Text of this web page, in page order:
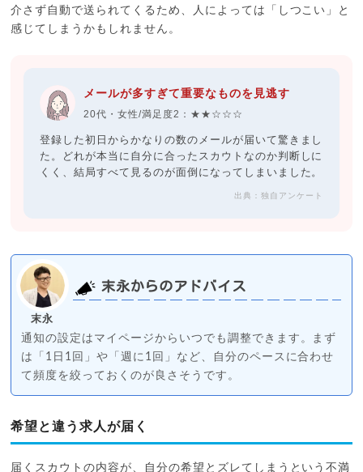
介さず自動で送られてくるため、人によっては「しつこい」と
感じてしまうかもしれません。
メールが多すぎて重要なものを見逃す
20代・女性/満足度2：★★☆☆☆
登録した初日からかなりの数のメールが届いて驚きまし
た。どれが本当に自分に合ったスカウトなのか判断しに
くく、結局すべて見るのが面倒になってしまいました。
出典：独自アンケート
末永
末永からのアドバイス
通知の設定はマイページからいつでも調整できます。まず
は「1日1回」や「週に1回」など、自分のペースに合わせ
て頻度を絞っておくのが良さそうです。
希望と違う求人が届く
届くスカウトの内容が、自分の希望とズレてしまうという不満